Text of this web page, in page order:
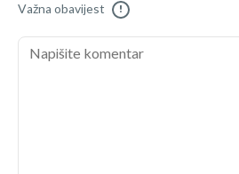
Važna obavijest !